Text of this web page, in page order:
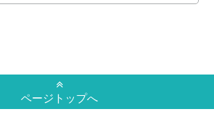
ページトップへ